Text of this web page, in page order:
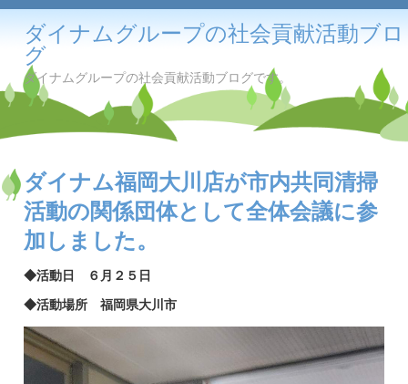
ダイナムグループの社会貢献活動ブロ
グ
ダイナムグループの社会貢献活動ブログです。
ダイナム福岡大川店が市内共同清掃
活動の関係団体として全体会議に参
加しました。
◆活動日 ６月２５日
◆活動場所 福岡県大川市